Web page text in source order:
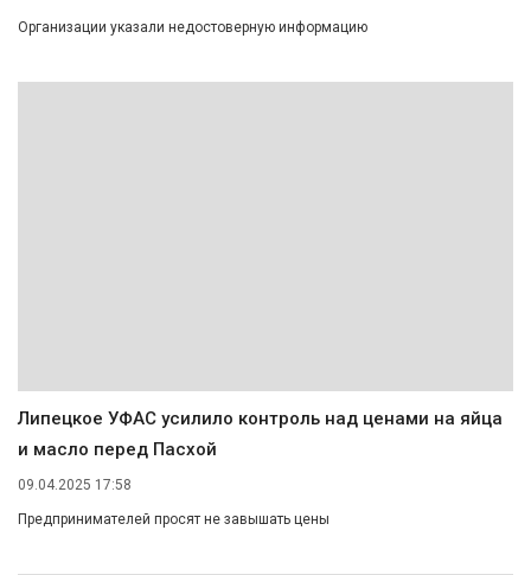
Организации указали недостоверную информацию
Липецкое УФАС усилило контроль над ценами на яйца
и масло перед Пасхой
09.04.2025 17:58
Предпринимателей просят не завышать цены